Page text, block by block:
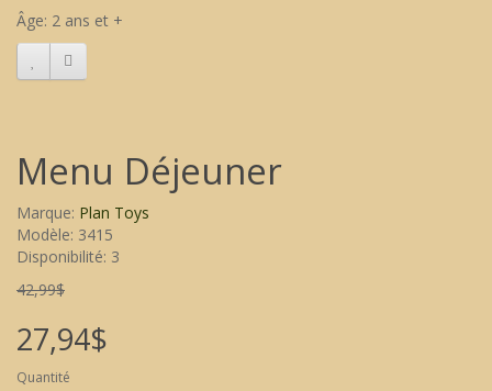
Âge: 2 ans et +
Menu Déjeuner
Marque: Plan Toys
Modèle: 3415
Disponibilité: 3
42,99$
27,94$
Quantité